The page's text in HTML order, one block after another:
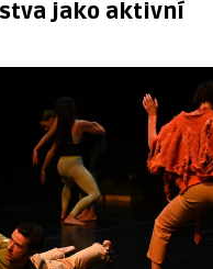
jako aktivní